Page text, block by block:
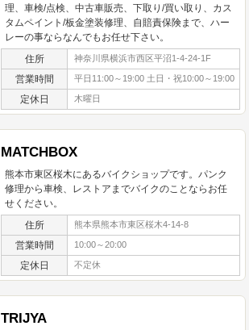
理、車検/点検、中古車販売、下取り/買い取り、カス
タムペイント/板金塗装修理、自賠責保険まで、ハー
レーの事ならなんでもお任せ下さい。
住所 神奈川県横浜市西区平沼1-4-24-1F
営業時間 平日11:00～19:00 土日・祝10:00～19:00
定休日 木曜日
MATCHBOX
熊本市東区桜木にあるバイクショップです。パンク
修理から車検、レストアまでバイクのことならお任
せください。
住所 熊本県熊本市東区桜木4-14-8
営業時間 10:00～20:00
定休日 不定休
TRIJYA